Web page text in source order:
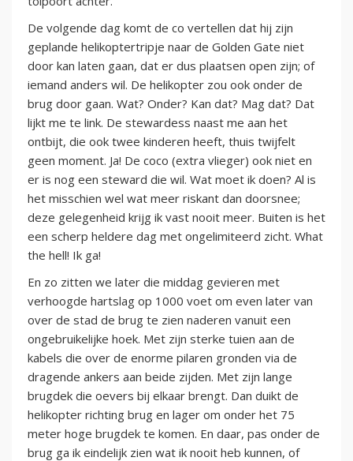
De volgende dag komt de co vertellen dat hij zijn
geplande helikoptertripje naar de Golden Gate niet
door kan laten gaan, dat er dus plaatsen open zijn; of
iemand anders wil. De helikopter zou ook onder de
brug door gaan. Wat? Onder? Kan dat? Mag dat? Dat
lijkt me te link. De stewardess naast me aan het
ontbijt, die ook twee kinderen heeft, thuis twijfelt
geen moment. Ja! De coco (extra vlieger) ook niet en
er is nog een steward die wil. Wat moet ik doen? Al is
het misschien wel wat meer riskant dan doorsnee;
deze gelegenheid krijg ik vast nooit meer. Buiten is het
een scherp heldere dag met ongelimiteerd zicht. What
the hell! Ik ga!
En zo zitten we later die middag gevieren met
verhoogde hartslag op 1000 voet om even later van
over de stad de brug te zien naderen vanuit een
ongebruikelijke hoek. Met zijn sterke tuien aan de
kabels die over de enorme pilaren gronden via de
dragende ankers aan beide zijden. Met zijn lange
brugdek die oevers bij elkaar brengt. Dan duikt de
helikopter richting brug en lager om onder het 75
meter hoge brugdek te komen. En daar, pas onder de
brug ga ik eindelijk zien wat ik nooit heb kunnen, of